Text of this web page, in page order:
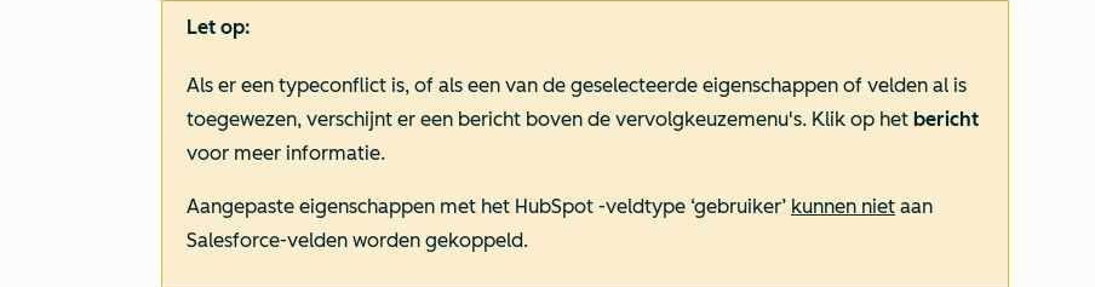
Let op:
Als er een typeconflict is, of als een van de geselecteerde eigenschappen of velden al is
toegewezen, verschijnt er een bericht boven de vervolgkeuzemenu's. Klik op het bericht
voor meer informatie.
Aangepaste eigenschappen met het HubSpot -veldtype ‘gebruiker’ kunnen niet aan
Salesforce-velden worden gekoppeld.